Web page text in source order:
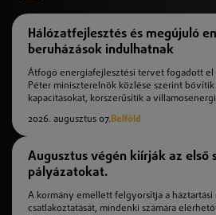
Hálózatfejlesztés és megújuló
beruházások indulhatnak
Átfogó energiafejlesztési tervet fogadott el
Péter miniszterelnök közlése szerint
kapacitásokat, korszerűsítik a
2026. augusztus 07.Belföld
Augusztus végén kiírják az első
pályázatokat.
A kormány emellett felgyorsítja a háztartási
csatlakoztatását, mindenki számára